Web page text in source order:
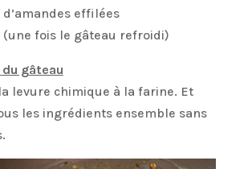
d’amandes effilées
(une fois le gâteau refroidi)
gâteau
levure chimique à la farine. Et
les ingrédients ensemble sans